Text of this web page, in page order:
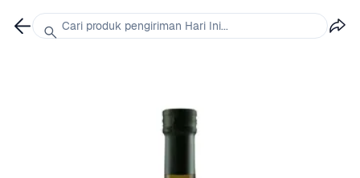
Cari produk pengiriman Hari Ini...